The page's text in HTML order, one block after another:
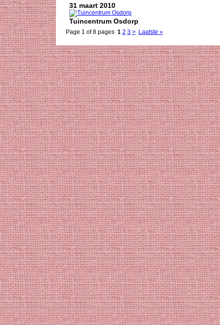
31 maart 2010
Tuincentrum Osdorp
Page 1 of 8 pages 1 2 3 > Laatste »